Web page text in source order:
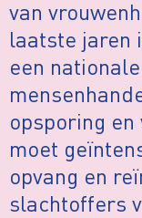
van
laatste jaren
een
opsporing
moet
opvang en
slachtoffers